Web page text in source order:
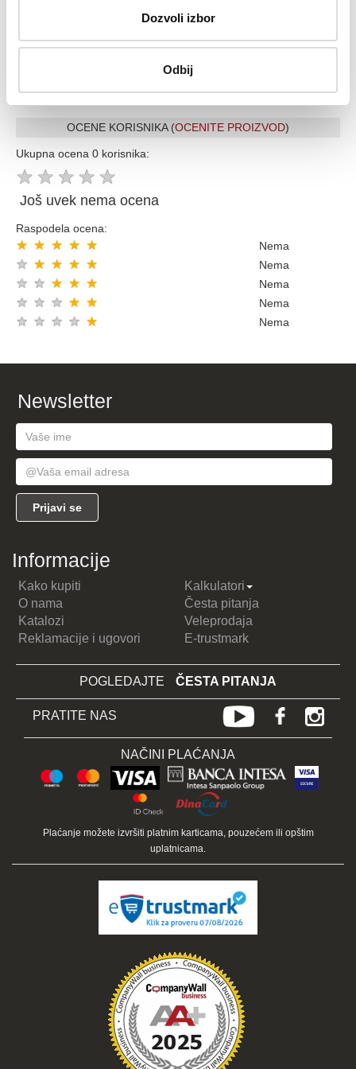
Dozvoli izbor
Odbij
Uvek dostupna podrška i servis
OCENE KORISNIKA (OCENITE PROIZVOD)
Ukupna ocena 0 korisnika:
★ ★ ★ ★ ★
Još uvek nema ocena
Raspodela ocena:
★
★
★
★
★ Nema
★
★
★
★
★ Nema
★
★
★
★
★ Nema
★
★
★
★
★ Nema
★
★
★
★
★ Nema
Newsletter
Informacije
Kako kupiti
Kalkulatori
O nama
Česta pitanja
Katalozi
Veleprodaja
Reklamacije i ugovori
E-trustmark
POGLEDAJTE ČESTA PITANJA
PRATITE NAS
NAČINI PLAĆANJA
Plaćanje možete izvršiti platnim karticama, pouzećem ili opštim
uplatnicama.